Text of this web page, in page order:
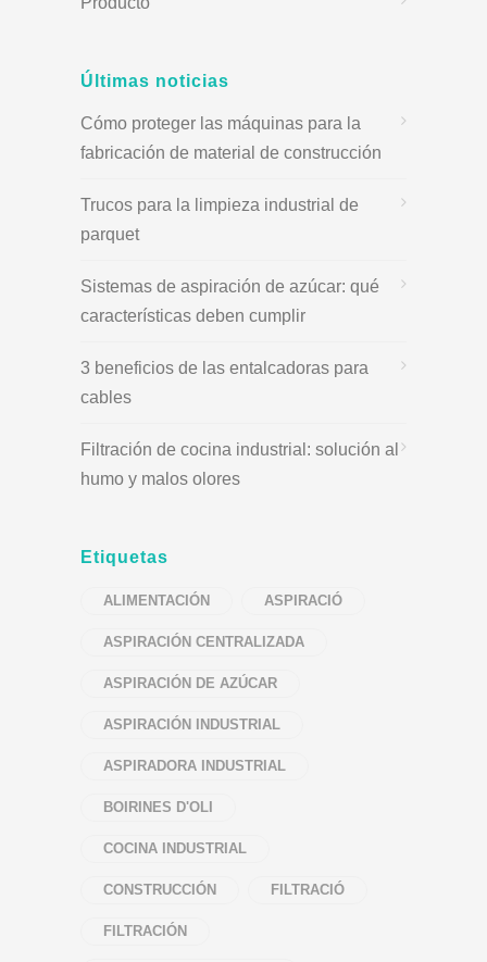
Últimas noticias
Cómo proteger las máquinas para la
fabricación de material de construcción
Trucos para la limpieza industrial de
parquet
Sistemas de aspiración de azúcar: qué
características deben cumplir
3 beneficios de las entalcadoras para
cables
Filtración de cocina industrial: solución al
humo y malos olores
Etiquetas
ALIMENTACIÓN ASPIRACIÓ
ASPIRACIÓN CENTRALIZADA
ASPIRACIÓN DE AZÚCAR
ASPIRACIÓN INDUSTRIAL
ASPIRADORA INDUSTRIAL
BOIRINES D'OLI
COCINA INDUSTRIAL
CONSTRUCCIÓN FILTRACIÓ
FILTRACIÓN